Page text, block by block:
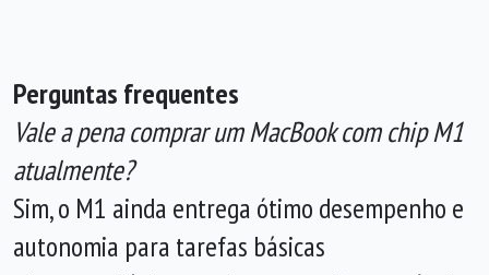
Perguntas frequentes
Vale a pena comprar um MacBook com chip M1
atualmente?
Sim, o M1 ainda entrega ótimo desempenho e
autonomia para tarefas básicas